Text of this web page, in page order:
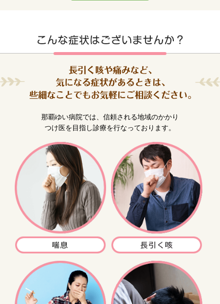
那覇ゆい病院では、信頼される地域のかかり
つけ医を目指し診療を行なっております。